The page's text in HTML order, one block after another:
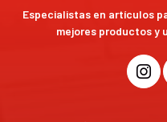
Especialistas en artículos
mejores productos y